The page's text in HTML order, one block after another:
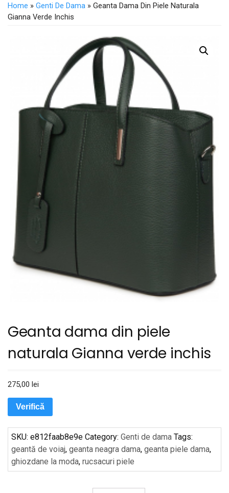
Home » Genti De Dama » Geanta Dama Din Piele Naturala
Gianna Verde Inchis
Geanta dama din piele
naturala Gianna verde inchis
275,00 lei
Verifică
SKU: e812faab8e9e Category: Genti de dama Tags:
geantă de voiaj, geanta neagra dama, geanta piele dama,
ghiozdane la moda, rucsacuri piele